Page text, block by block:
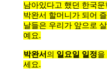
남아있다고 했던 한국
박완서 할머니가 되어
날들은 우리가 앞으로
예요.
박완서 의 일요일 일정을
세요.